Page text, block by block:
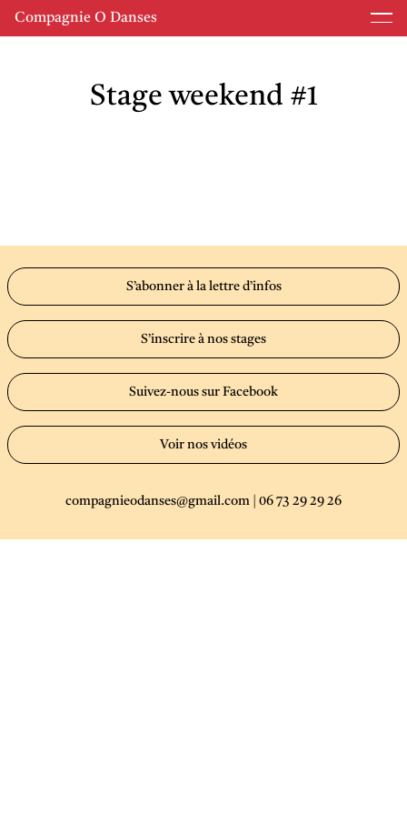
Compagnie O Danses
Stage weekend #1
S’abonner à la lettre d’infos
S’inscrire à nos stages
Suivez-nous sur Facebook
Voir nos vidéos
compagnieodanses@gmail.com 06 73 29 29 26